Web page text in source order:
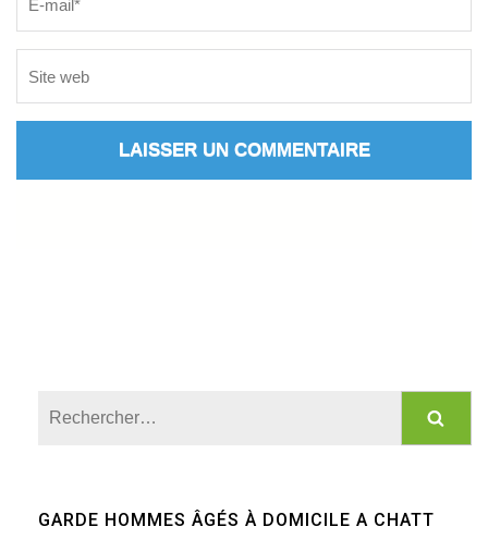
GARDE HOMMES ÂGÉS À DOMICILE A CHATT